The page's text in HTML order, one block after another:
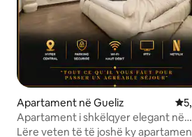
Apartament në Gueliz
Apartament i shkëlqyer elegant në
qendër të Marrakeshit, 1 minutë larg
Lëre veten të të joshë ky